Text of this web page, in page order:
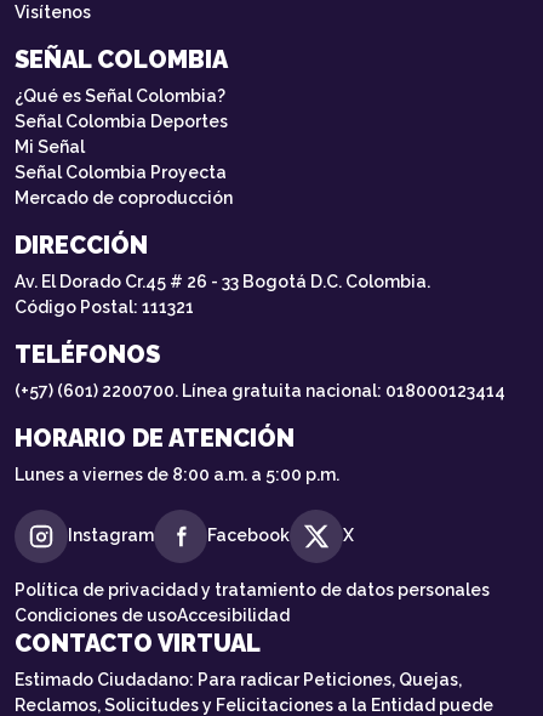
Visítenos
SEÑAL COLOMBIA
¿Qué es Señal Colombia?
Señal Colombia Deportes
Mi Señal
Señal Colombia Proyecta
Mercado de coproducción
DIRECCIÓN
Av. El Dorado Cr.45 # 26 - 33 Bogotá D.C. Colombia.
Código Postal: 111321
TELÉFONOS
(+57) (601) 2200700. Línea gratuita nacional: 018000123414
HORARIO DE ATENCIÓN
Lunes a viernes de 8:00 a.m. a 5:00 p.m.
Instagram Facebook X
Política de privacidad y tratamiento de datos personales
Condiciones de usoAccesibilidad
CONTACTO VIRTUAL
Estimado Ciudadano: Para radicar Peticiones, Quejas,
Reclamos, Solicitudes y Felicitaciones a la Entidad puede